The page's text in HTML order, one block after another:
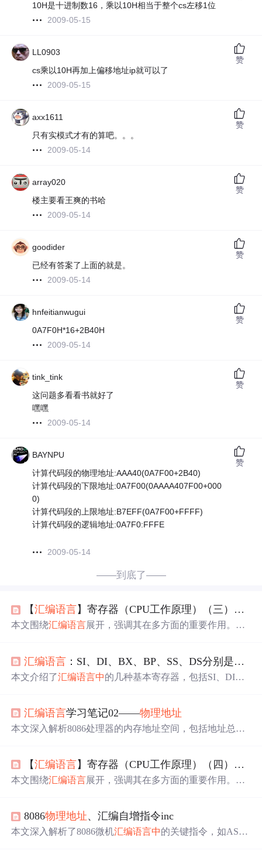
10H是十进制数16，乘以10H相当于整个cs左移1位
2009-05-15
LL0903
cs乘以10H再加上偏移地址ip就可以了
2009-05-15
赞
axx1611
只有实模式才有的算吧。。。
2009-05-14
赞
array020
楼主要看王爽的书哈
2009-05-14
赞
goodider
已经有答案了上面的就是。
2009-05-14
赞
hnfeitianwugui
0A7F0H*16+2B40H
2009-05-14
赞
tink_tink
这问题多看看书就好了
嘿嘿
2009-05-14
赞
BAYNPU
计算代码段的物理地址:AAA40(0A7F00+2B40)
计算代码段的下限地址:0A7F00(0AAAA407F00+000
0)
计算代码段的上限地址:B7EFF(0A7F00+FFFF)
计算代码段的逻辑地址:0A7F0:FFFE
2009-05-14
赞
——到底了——
【汇编语言】寄存器（CPU工作原理）（三）——
本文围绕汇编语言展开，强调其在多方面的重要作用。以8
合成20位物理地址的方法，还提及段地址×16与数据移位的
关系。
汇编语言 ：SI、DI、BX、BP、SS、DS分别是什么？怎样根据这些
本文介绍了汇编语言中的几种基本寄存器，包括SI、DI、
位 中 的作用。
汇编语言学习笔记02——物理地址
本文深入解析8086处理器的内存地址空间，包括地址总
址过程
中的作用，以及它们如何决定物理地址
的计算方
式。
【汇编语言】寄存器（CPU工作原理）（四）—— “段地址x16 + 偏移地址 =
本文围绕汇编语言展开，强调其在多方面的重要作用。以8
的寻址方式，还对内存单元地址进行了小结，探讨了不同
地址组合及寻址范围等问题。
8086物理地址、汇编自增指令inc
本文深入解析了8086微机汇编语言中的关键指令，如ASS